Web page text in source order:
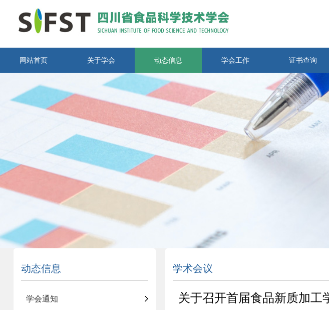
网站首页 关于学会 动态信息 学会工作 证书查询
动态信息
学会通知
学术会议
关于召开首届食品新质加工